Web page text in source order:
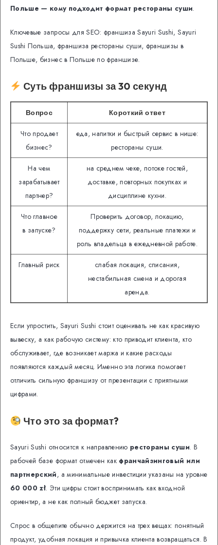
Польше — кому подходит формат рестораны суши.
Ключевые запросы для SEO: франшиза Sayuri Sushi, Sayuri
Sushi Польша, франшиза рестораны суши, франшизы в
Польше, бизнес в Польше по франшизе.
Суть франшизы за 30 секунд
Вопрос Короткий ответ
Что продает
бизнес?
еда, напитки и быстрый сервис в нише:
рестораны суши.
На чем
зарабатывает
партнер?
на среднем чеке, потоке гостей,
доставке, повторных покупках и
дисциплине кухни.
Что главное
в запуске?
Проверить договор, локацию,
поддержку сети, реальные платежи и
роль владельца в ежедневной работе.
Главный риск
слабая локация, списания,
нестабильная смена и дорогая
аренда.
Если упростить, Sayuri Sushi стоит оценивать не как красивую
вывеску, а как рабочую систему: кто приводит клиента, кто
обслуживает, где возникает маржа и какие расходы
появляются каждый месяц. Именно эта логика помогает
отличить сильную франшизу от презентации с приятными
цифрами.
Что это за формат?
Sayuri Sushi относится к направлению рестораны суши. В
рабочей базе формат отмечен как франчайзинговый или
партнерский, а минимальные инвестиции указаны на уровне
60 000 zł. Эти цифры стоит воспринимать как входной
ориентир, а не как полный бюджет запуска.
Спрос в общепите обычно держится на трех вещах: понятный
продукт, удобная локация и привычка клиента возвращаться. В